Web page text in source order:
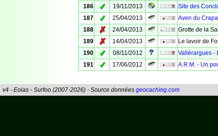
186
✓ 19/11/2013
Site des
187
✓ 25/04/2013
Aven du
188
✗ 24/04/2013
Grotte de la
189
✗ 14/04/2013
Le lavoir de
190
✓ 08/11/2012
Vallérargues -
191
✓ 17/06/2012 A.R.M. - Un
v4 - Eolas - Surfoo (2007-2026) - Source données geocaching.com